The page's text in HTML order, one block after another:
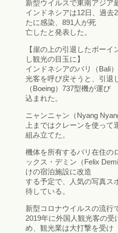
新型ウイルスで東南アジア
インドネシアは12日、過去
たに感染、891人が死
亡したと発表した。
【崖の上の引退したボー
し観光の目玉に】
インドネシアのバリ（Bali
光客を呼び戻そうと、引退
（Boeing）737型機が運び
込まれた。
ニャンニャン（Nyang
上まではクレーンを使っ
組み立てた。
機体を所有するバリ在住の
ックス・デミン（Felix
けの宿泊施設に改造
する予定で、人気の写真ス
待している。
新型コロナウイルスの流行
2019年に外国人観光客の受
め、観光業は大打撃を受け